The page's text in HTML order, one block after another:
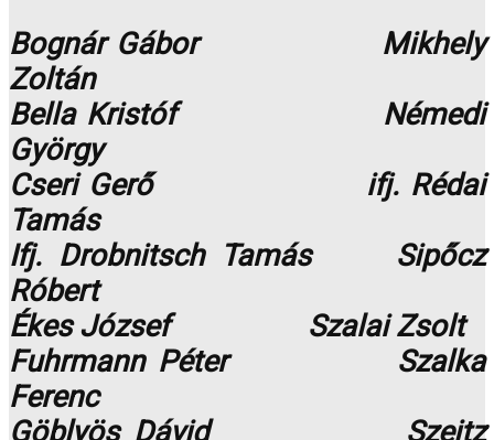
Bognár Gábor Mikhely
Zoltán
Bella Kristóf Némedi
György
Cseri Gerő ifj. Rédai
Tamás
Ifj. Drobnitsch Tamás Sipőcz
Róbert
Ékes József Szalai Zsolt
Fuhrmann Péter Szalka
Ferenc
Göblyös Dávid Szeitz